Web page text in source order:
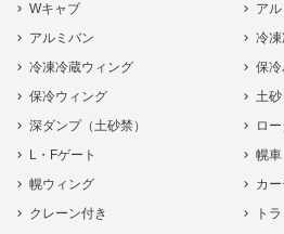
Wキャブ
ア
アルミバン
冷
冷凍冷蔵ウィング
保冷
保冷ウィング
土
深ダンプ（土砂禁）
ロ
L・Fゲート
幌車
幌ウィング
カ
クレーン付き
ト